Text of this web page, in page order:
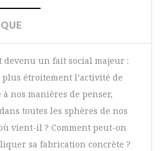
devenu un fait social majeur :
étroitement l’activité de
à nos manières de penser,
toutes les sphères de nos
vient-il ? Comment peut-on
sa fabrication concrète ?